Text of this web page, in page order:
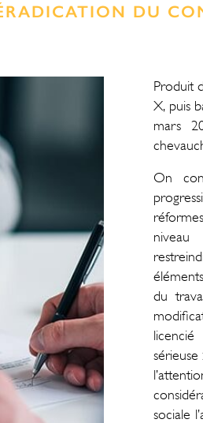
DU
Produit
X, puis
mars
On
niveau
du
licencié
sociale